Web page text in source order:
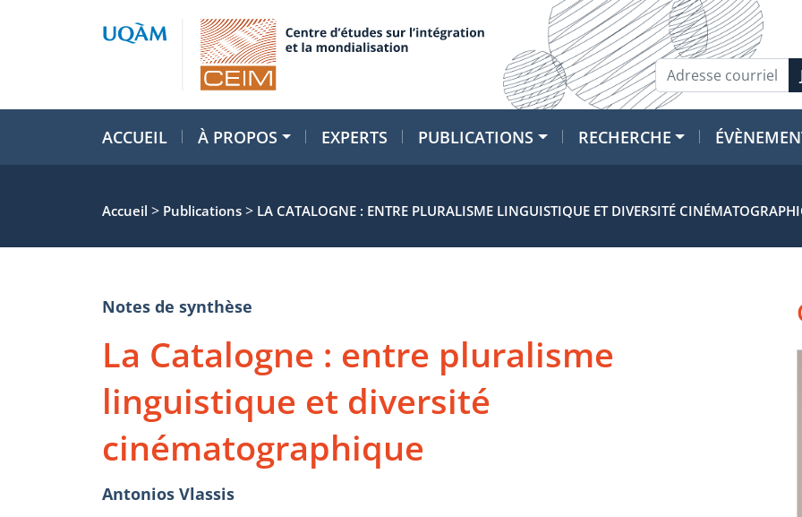
ACCUEIL À PROPOS EXPERTS PUBLICATIONS RECHERCHE
Accueil > Publications > LA CATALOGNE : ENTRE PLURALISME LINGUISTIQUE ET DIVERSITÉ
Notes de synthèse
La Catalogne : entre pluralisme
linguistique et diversité
cinématographique
Antonios Vlassis